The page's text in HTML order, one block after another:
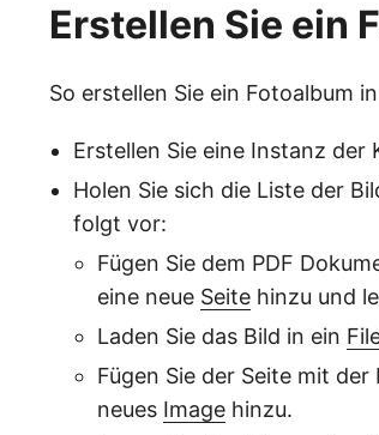
Erstellen Sie ein
So erstellen Sie ein Fotoalbum
Erstellen Sie eine Instanz der
Holen Sie sich die Liste der
folgt vor:
Fügen Sie dem PDF
eine neue Seite hinzu und
Laden Sie das Bild in ein
Fügen Sie der Seite mit der
neues Image hinzu.